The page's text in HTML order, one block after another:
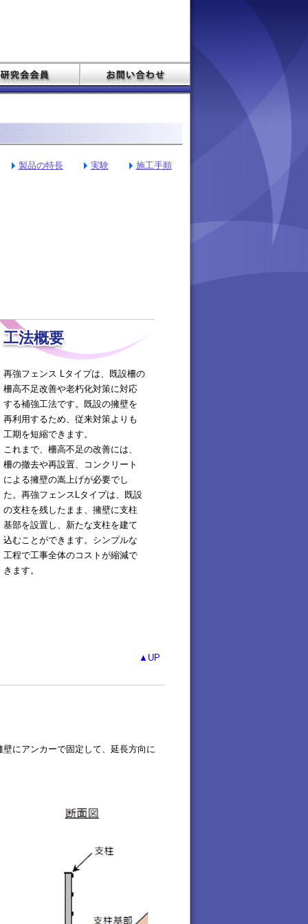
製品の特長 実験 施工手順
工法概要
再強フェンス Lタイプは、既設柵の
柵高不足改善や老朽化対策に対応
する補強工法です。既設の擁壁を
再利用するため、従来対策よりも
工期を短縮できます。
これまで、柵高不足の改善には、
柵の撤去や再設置、コンクリート
による擁壁の嵩上げが必要でし
た。再強フェンスLタイプは、既設
の支柱を残したまま、擁壁に支柱
基部を設置し、新たな支柱を建て
込むことができます。シンプルな
工程で工事全体のコストが縮減で
きます。
▲UP
にアンカーで固定して、延長方向に